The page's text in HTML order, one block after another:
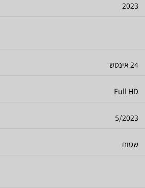
2023
24 אינטש
Full HD
5/2023
שטוח